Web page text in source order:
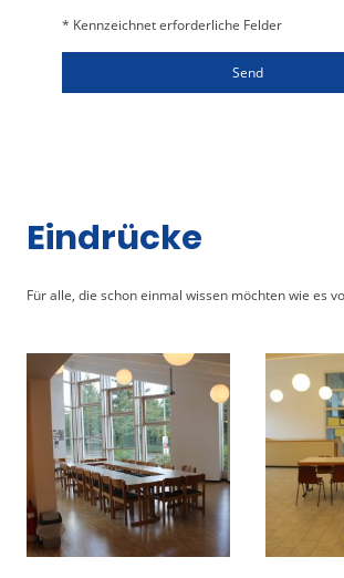
* Kennzeichnet erforderliche Felder
Send
Eindrücke
Für alle, die schon einmal wissen möchten wie es